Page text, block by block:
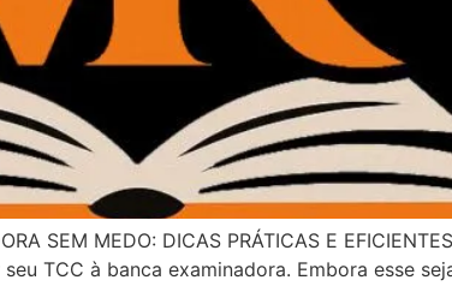
SEM MEDO: DICAS PRÁTICAS E
TCC à banca examinadora. Embora esse